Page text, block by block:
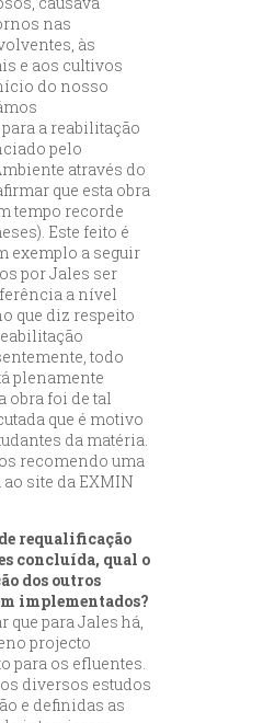
nas
às
e aos cultivos
do nosso
a reabilitação
pelo
através do
que esta obra
tempo recorde
Este feito é
exemplo a seguir
por Jales ser
a nível
que diz respeito
todo
plenamente
obra foi de tal
que é motivo
da matéria.
recomendo uma
site da EXMIN
requalificação
concluída, qual o
dos outros
implementados?
que para Jales há,
projecto
para os efluentes.
diversos estudos
e definidas as